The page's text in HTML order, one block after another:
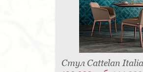
Стул Cattelan